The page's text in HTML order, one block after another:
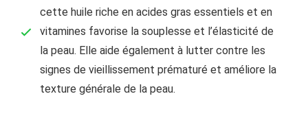
cette huile riche en acides gras essentiels et en
vitamines favorise la souplesse et l’élasticité de
la peau. Elle aide également à lutter contre les
signes de vieillissement prématuré et améliore la
texture générale de la peau.